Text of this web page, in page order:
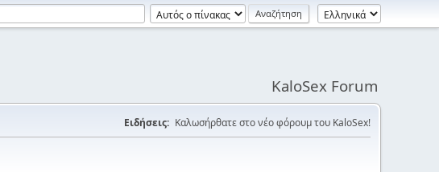
KaloSex Forum
Ειδήσεις: Καλωσήρθατε στο νέο φόρουμ του KaloSex!